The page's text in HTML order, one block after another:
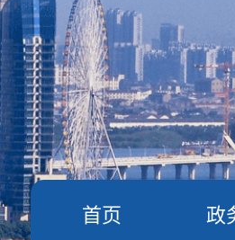
首页 政